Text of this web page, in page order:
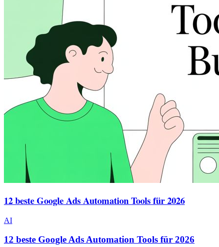
12 beste Google Ads Automation Tools für 2026
AI
12 beste Google Ads Automation Tools für 2026